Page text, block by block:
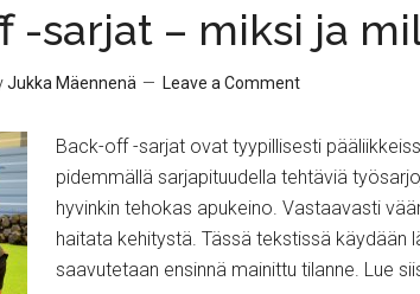
-sarjat – miksi ja
Jukka Mäennenä Leave a Comment
Back-off -sarjat ovat tyypillisesti
pidemmällä sarjapituudella tehtäviä
hyvinkin tehokas apukeino. Vastaavasti
haitata kehitystä. Tässä tekstissä käydään
saavutetaan ensinnä mainittu tilanne. Lue